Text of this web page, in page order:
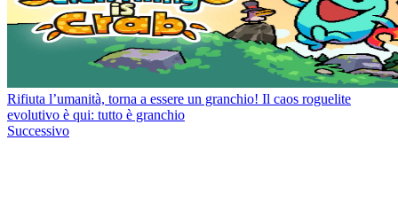
Rifiuta l’umanità, torna a essere un granchio! Il caos roguelite
evolutivo è qui: tutto è granchio
Successivo